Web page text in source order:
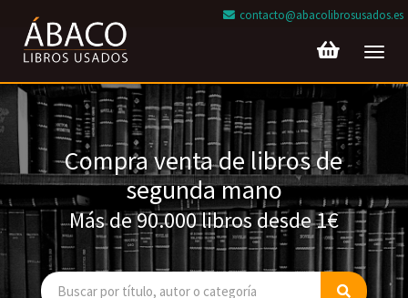
contacto@abacolibrosusados.es
Compra venta de libros de
segunda mano
Más de 90.000 libros desde 1€